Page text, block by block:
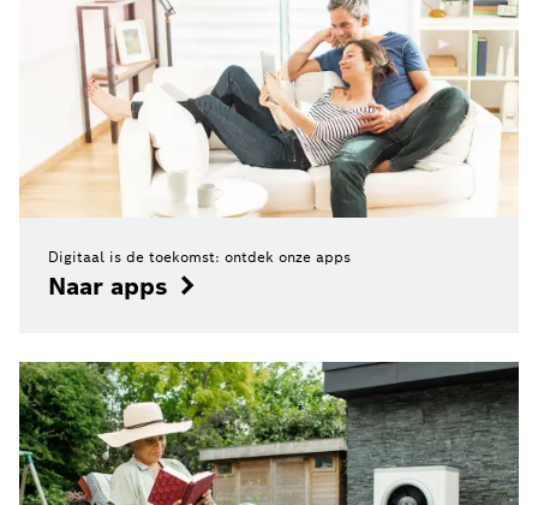
Digitaal is de toekomst: ontdek onze apps
Naar apps